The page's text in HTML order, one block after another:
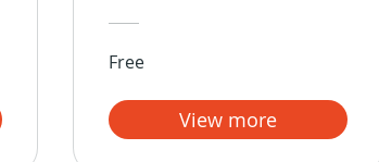
Free
View more